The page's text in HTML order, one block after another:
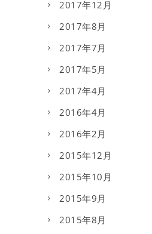
2017年12月
2017年8月
2017年7月
2017年5月
2017年4月
2016年4月
2016年2月
2015年12月
2015年10月
2015年9月
2015年8月